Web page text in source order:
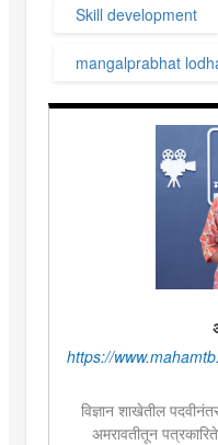
Skill development
mangalprabhat
https://
विज्ञान शाखेतील
अमरावतीतून